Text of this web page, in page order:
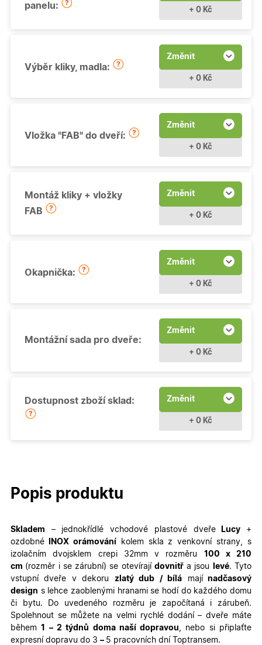
panelu:
+ 0 Kč
Výběr kliky, madla:
Změnit
+ 0 Kč
Vložka "FAB" do dveří:
Změnit
+ 0 Kč
Montáž kliky + vložky
FAB
Změnit
+ 0 Kč
Okapnička:
Změnit
+ 0 Kč
Montážní sada pro dveře:
Změnit
+ 0 Kč
Dostupnost zboží sklad: Změnit
+ 0 Kč
Popis produktu
Skladem – jednokřídlévchodové plastové dveřeLucy +
ozdobné INOX orámování kolem skla z venkovní strany, s
izolačním dvojsklem crepi 32mm v rozměru 100 x 210
cm (rozměr i se zárubní) se otevírají dovnitřa jsou levé. Tyto
vstupní dveře v dekoru zlatý dub / bílá majínadčasový
design s lehce zaoblenými hranami se hodí do každého domu
či bytu. Do uvedeného rozměru je započítaná i zárubeň.
Spolehnout se můžete na velmi rychlé dodání – dveře máte
během1 – 2 týdnů doma naší dopravou, nebo si připlaťte
expresní dopravu do 3 – 5 pracovních dní Toptransem.